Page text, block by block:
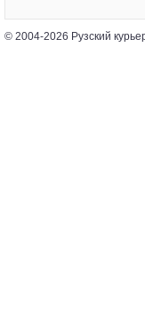
© 2004-2026 Рузский